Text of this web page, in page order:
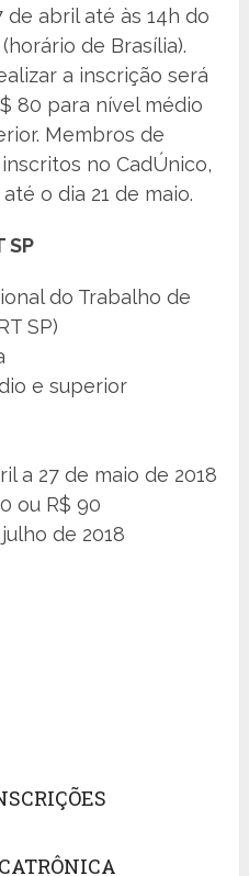
de abril até às 14h do
de Brasília).
a inscrição será
80 para nível médio
Membros de
no CadÚnico,
o dia 21 de maio.
SP
do Trabalho de
SP)
e superior
a 27 de maio de 2018
ou R$ 90
de 2018